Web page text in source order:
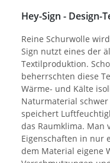
Hey-Sign - Design-
Reine Schurwolle
Sign nutzt eines der
Textilproduktion.
beherrschten diese
Wärme- und Kälte
Naturmaterial
speichert
das Raumklima. Man
Eigenschaften in nur
dem Material eigene